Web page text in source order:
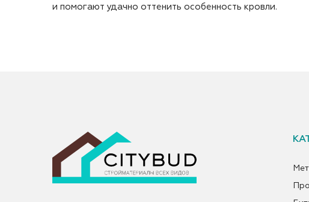
и помогают удачно оттенить особенность кровли.